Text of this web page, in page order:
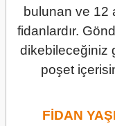
bulunan ve 12
fidanlardır.
dikebileceğiniz
poşet
FİDAN